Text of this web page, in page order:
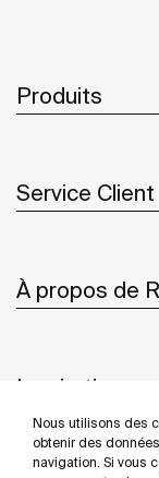
Nous utilisons des
obtenir des
navigation. Si vous
Produits
Service Client
À propos de
Inspiration